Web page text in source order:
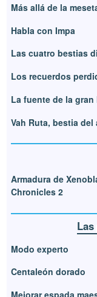
Más allá de la
Habla con Impa
Las cuatro bestias
Los recuerdos
La fuente de la gran
Vah Ruta, bestia del
Armadura de
Chronicles 2
Modo experto
Centaleón dorado